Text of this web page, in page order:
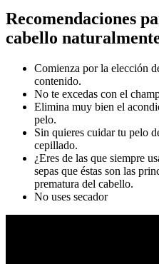
Recomendaciones
cabello
Comienza por la elección
contenido.
No te excedas con el
Elimina muy bien el
pelo.
Sin quieres cuidar tu pelo
cepillado.
¿Eres de las que siempre
sepas que éstas son las
prematura del cabello.
No uses secador